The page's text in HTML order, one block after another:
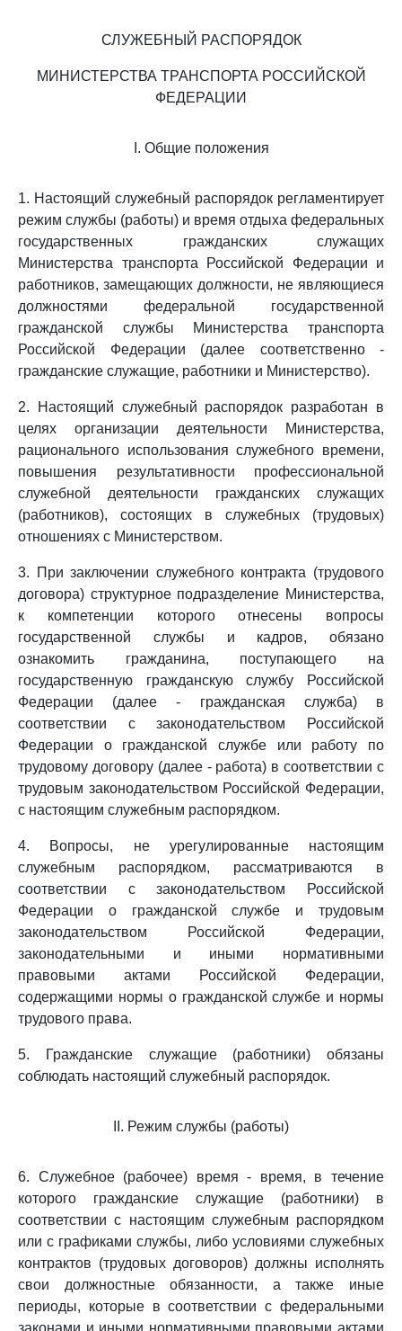
СЛУЖЕБНЫЙ РАСПОРЯДОК
МИНИСТЕРСТВА ТРАНСПОРТА РОССИЙСКОЙ
ФЕДЕРАЦИИ
I. Общие положения
1. Настоящий служебный распорядок регламентирует
режим службы (работы) и время отдыха федеральных
государственных гражданских служащих
Министерства транспорта Российской Федерации и
работников, замещающих должности, не являющиеся
должностями федеральной государственной
гражданской службы Министерства транспорта
Российской Федерации (далее соответственно -
гражданские служащие, работники и Министерство).
2. Настоящий служебный распорядок разработан в
целях организации деятельности Министерства,
рационального использования служебного времени,
повышения результативности профессиональной
служебной деятельности гражданских служащих
(работников), состоящих в служебных (трудовых)
отношениях с Министерством.
3. При заключении служебного контракта (трудового
договора) структурное подразделение Министерства,
к компетенции которого отнесены вопросы
государственной службы и кадров, обязано
ознакомить гражданина, поступающего на
государственную гражданскую службу Российской
Федерации (далее - гражданская служба) в
соответствии с законодательством Российской
Федерации о гражданской службе или работу по
трудовому договору (далее - работа) в соответствии с
трудовым законодательством Российской Федерации,
с настоящим служебным распорядком.
4. Вопросы, не урегулированные настоящим
служебным распорядком, рассматриваются в
соответствии с законодательством Российской
Федерации о гражданской службе и трудовым
законодательством Российской Федерации,
законодательными и иными нормативными
правовыми актами Российской Федерации,
содержащими нормы о гражданской службе и нормы
трудового права.
5. Гражданские служащие (работники) обязаны
соблюдать настоящий служебный распорядок.
II. Режим службы (работы)
6. Служебное (рабочее) время - время, в течение
которого гражданские служащие (работники) в
соответствии с настоящим служебным распорядком
или с графиками службы, либо условиями служебных
контрактов (трудовых договоров) должны исполнять
свои должностные обязанности, а также иные
периоды, которые в соответствии с федеральными
законами и иными нормативными правовыми актами